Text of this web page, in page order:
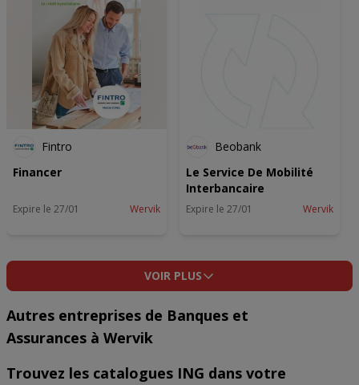
Fintro
Financer
Expire le 27/01 Wervik
Beobank
Le Service De Mobilité
Interbancaire
Expire le 27/01 Wervik
VOIR PLUS
Autres entreprises de Banques et
Assurances à Wervik
Trouvez les catalogues ING dans votre